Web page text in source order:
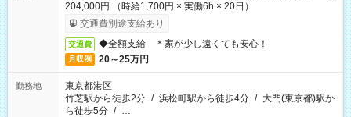
204,000円 （時給1,700円 × 実働6h × 20日）
交通費別途支給あり
交通費 ◆全額支給 ＊家が少し遠くても安心！
月収例 20～25万円
勤務地
東京都港区
竹芝駅から徒歩2分 / 浜松町駅から徒歩4分 / 大門(東京都)駅か
ら徒歩5分 / …